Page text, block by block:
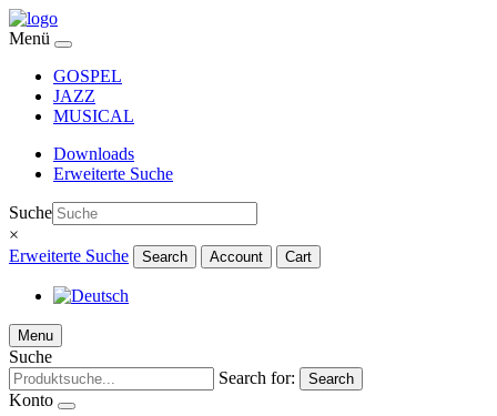
Menü
GOSPEL
JAZZ
MUSICAL
Downloads
Erweiterte Suche
Suche
×
Erweiterte Suche
Search Account Cart
Menu
Suche
Search for:
Search
Konto